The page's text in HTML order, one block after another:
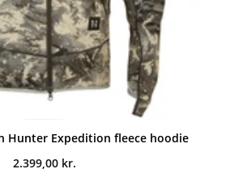
Hunter Expedition fleece hoodie
2.399,00 kr.